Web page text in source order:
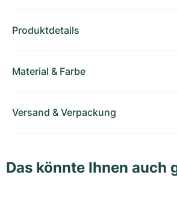
Produktdetails
Material & Farbe
Versand & Verpackung
Das könnte Ihnen auch